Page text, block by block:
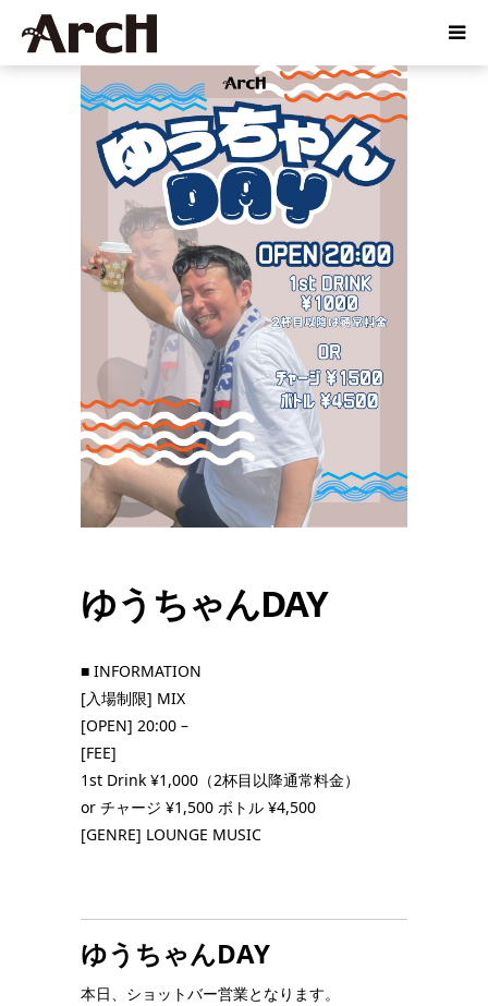
ゆうちゃんDAY
■ INFORMATION
[入場制限] MIX
[OPEN] 20:00 –
[FEE]
1st Drink ¥1,000（2杯目以降通常料金）
or チャージ ¥1,500 ボトル ¥4,500
[GENRE] LOUNGE MUSIC
ゆうちゃんDAY
本日、ショットバー営業となります。